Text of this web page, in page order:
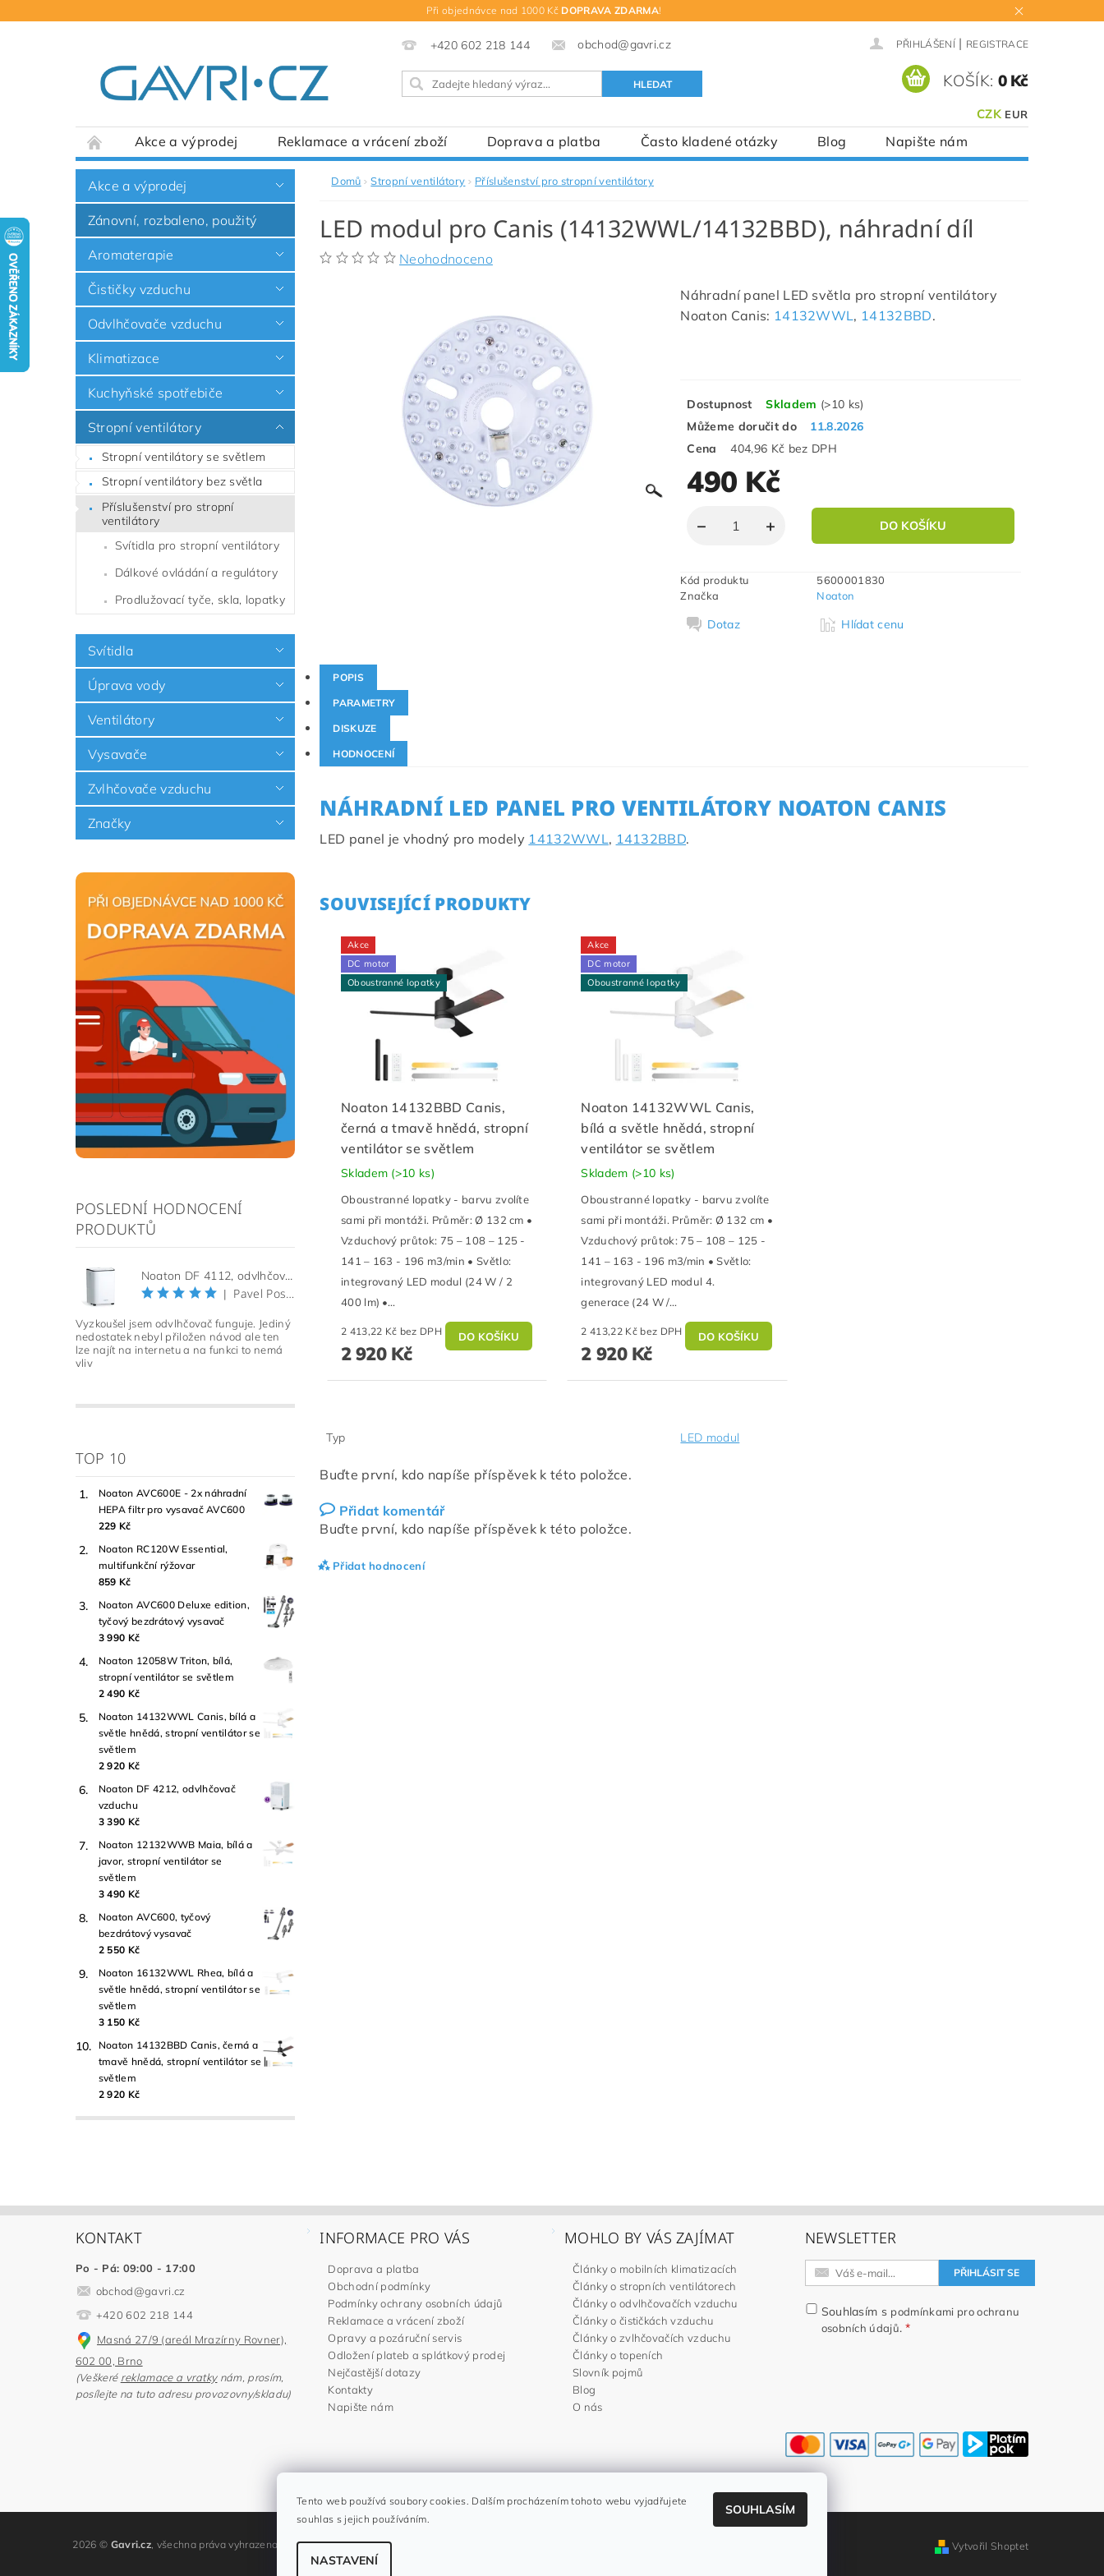
Při objednávce nad 1000 Kč DOPRAVA ZDARMA!
+420 602 218 144 obchod@gavri.cz PŘIHLÁŠENÍ | REGISTRACE
CZK EUR
KOŠÍK: 0 Kč
Akce a výprodej Reklamace a vrácení zboží Doprava a platba Často kladené otázky Blog Napište nám
Akce a výprodej
Zánovní, rozbaleno, použitý
Aromaterapie
Čističky vzduchu
Odvlhčovače vzduchu
Klimatizace
Kuchyňské spotřebiče
Stropní ventilátory
Stropní ventilátory se světlem
Stropní ventilátory bez světla
Příslušenství pro stropní
ventilátory
Svítidla pro stropní ventilátory
Dálkové ovládání a regulátory
Prodlužovací tyče, skla, lopatky
Svítidla
Úprava vody
Ventilátory
Vysavače
Zvlhčovače vzduchu
Značky
POSLEDNÍ HODNOCENÍ
PRODUKTŮ
Noaton DF 4112, odvlhčovač vzduchu (Použitý, Záruka 21 měsíců)
|
Pavel Pospíšil
Vyzkoušel jsem odvlhčovač funguje. Jediný
nedostatek nebyl přiložen návod ale ten
lze najít na internetu a na funkci to nemá
vliv
TOP 10
Noaton AVC600E - 2x náhradní
HEPA filtr pro vysavač AVC600
229 Kč
Noaton RC120W Essential,
multifunkční rýžovar
859 Kč
Noaton AVC600 Deluxe edition,
tyčový bezdrátový vysavač
3 990 Kč
Noaton 12058W Triton, bílá,
stropní ventilátor se světlem
2 490 Kč
Noaton 14132WWL Canis, bílá a
světle hnědá, stropní ventilátor se
světlem
2 920 Kč
Noaton DF 4212, odvlhčovač
vzduchu
3 390 Kč
Noaton 12132WWB Maia, bílá a
javor, stropní ventilátor se
světlem
3 490 Kč
Noaton AVC600, tyčový
bezdrátový vysavač
2 550 Kč
Noaton 16132WWL Rhea, bílá a
světle hnědá, stropní ventilátor se
světlem
3 150 Kč
Noaton 14132BBD Canis, černá a
tmavě hnědá, stropní ventilátor se
světlem
2 920 Kč
Domů Stropní ventilátory Příslušenství pro stropní ventilátory
LED modul pro Canis (14132WWL/14132BBD), náhradní díl
Neohodnoceno
Náhradní panel LED světla pro stropní ventilátory
Noaton Canis: 14132WWL, 14132BBD.
Dostupnost Skladem (>10 ks)
Můžeme doručit do
11.8.2026
Cena
404,96 Kč bez DPH
490 Kč
Kód produktu
5600001830
Značka
Noaton
Dotaz Hlídat cenu
POPIS
PARAMETRY
DISKUZE
HODNOCENÍ
NÁHRADNÍ LED PANEL PRO VENTILÁTORY NOATON CANIS
LED panel je vhodný pro modely 14132WWL, 14132BBD.
SOUVISEJÍCÍ PRODUKTY
Akce
DC motor
Oboustranné lopatky
Noaton 14132BBD Canis,
černá a tmavě hnědá, stropní
ventilátor se světlem
Skladem (>10 ks)
Oboustranné lopatky - barvu zvolíte
sami při montáži. Průměr: Ø 132 cm •
Vzduchový průtok: 75 – 108 – 125 -
141 – 163 - 196 m3/min • Světlo:
integrovaný LED modul (24 W / 2
400 lm) •...
2 413,22 Kč bez DPH
2 920 Kč
Akce
DC motor
Oboustranné lopatky
Noaton 14132WWL Canis,
bílá a světle hnědá, stropní
ventilátor se světlem
Skladem (>10 ks)
Oboustranné lopatky - barvu zvolíte
sami při montáži. Průměr: Ø 132 cm •
Vzduchový průtok: 75 – 108 – 125 -
141 – 163 - 196 m3/min • Světlo:
integrovaný LED modul 4.
generace (24 W /...
2 413,22 Kč bez DPH
2 920 Kč
Typ LED modul
Buďte první, kdo napíše příspěvek k této položce.
Přidat komentář
Buďte první, kdo napíše příspěvek k této položce.
Přidat hodnocení
KONTAKT
Po - Pá: 09:00 - 17:00
obchod@gavri.cz
+420 602 218 144
Masná 27/9 (areál Mrazírny Rovner),
602 00, Brno
(Veškeré reklamace a vratkynám, prosím,
posílejte na tuto adresu provozovny/skladu)
INFORMACE PRO VÁS
Doprava a platba
Obchodní podmínky
Podmínky ochrany osobních údajů
Reklamace a vrácení zboží
Opravy a pozáruční servis
Odložení plateb a splátkový prodej
Nejčastější dotazy
Kontakty
Napište nám
MOHLO BY VÁS ZAJÍMAT
Články o mobilních klimatizacích
Články o stropních ventilátorech
Články o odvlhčovačích vzduchu
Články o čističkách vzduchu
Články o zvlhčovačích vzduchu
Články o topeních
Slovník pojmů
Blog
O nás
NEWSLETTER
Souhlasím s podmínkami pro ochranu
osobních údajů.
2026 © Gavri.cz, všechna práva vyhrazena Vytvořil Shoptet
Tento web používá soubory cookies. Dalším procházením tohoto webu vyjadřujete
souhlas s jejich používáním.
NASTAVENÍ
SOUHLASÍM